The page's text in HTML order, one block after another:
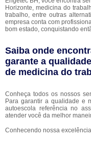
Horizonte, medicina do
trabalho, entre outras
empresa conta com
bom estado, conquistando
Saiba onde
garante a
de medicina do
Conheça todos os nossos
Para garantir a qualidade e
autoescola referência no
atender você da melhor
Conhecendo nossa